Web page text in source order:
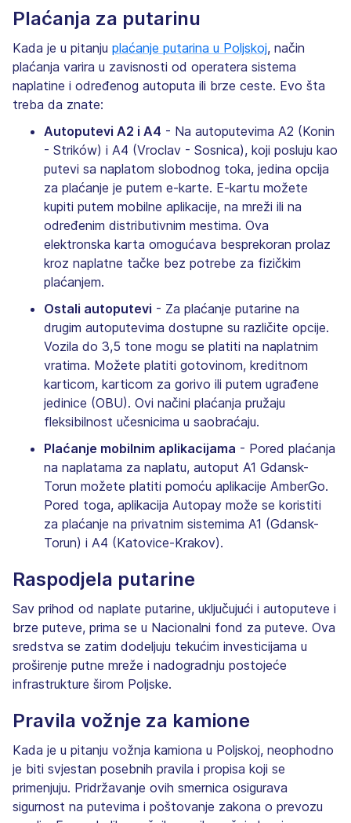
Plaćanja za putarinu
Kada je u pitanju plaćanje putarina u Poljskoj, način
plaćanja varira u zavisnosti od operatera sistema
naplatine i određenog autoputa ili brze ceste. Evo šta
treba da znate:
Autoputevi A2 i A4 - Na autoputevima A2 (Konin
- Strików) i A4 (Vroclav - Sosnica), koji posluju kao
putevi sa naplatom slobodnog toka, jedina opcija
za plaćanje je putem e-karte. E-kartu možete
kupiti putem mobilne aplikacije, na mreži ili na
određenim distributivnim mestima. Ova
elektronska karta omogućava besprekoran prolaz
kroz naplatne tačke bez potrebe za fizičkim
plaćanjem.
Ostali autoputevi - Za plaćanje putarine na
drugim autoputevima dostupne su različite opcije.
Vozila do 3,5 tone mogu se platiti na naplatnim
vratima. Možete platiti gotovinom, kreditnom
karticom, karticom za gorivo ili putem ugrađene
jedinice (OBU). Ovi načini plaćanja pružaju
fleksibilnost učesnicima u saobraćaju.
Plaćanje mobilnim aplikacijama - Pored plaćanja
na naplatama za naplatu, autoput A1 Gdansk-
Torun možete platiti pomoću aplikacije AmberGo.
Pored toga, aplikacija Autopay može se koristiti
za plaćanje na privatnim sistemima A1 (Gdansk-
Torun) i A4 (Katovice-Krakov).
Raspodjela putarine
Sav prihod od naplate putarine, uključujući i autoputeve i
brze puteve, prima se u Nacionalni fond za puteve. Ova
sredstva se zatim dodeljuju tekućim investicijama u
proširenje putne mreže i nadogradnju postojeće
infrastrukture širom Poljske.
Pravila vožnje za kamione
Kada je u pitanju vožnja kamiona u Poljskoj, neophodno
je biti svjestan posebnih pravila i propisa koji se
primenjuju. Pridržavanje ovih smernica osigurava
sigurnost na putevima i poštovanje zakona o prevozu